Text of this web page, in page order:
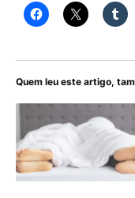
Quem leu este artigo,